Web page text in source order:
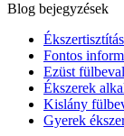
Blog bejegyzések
Ékszertisztítás
Fontos
Ezüst
Ékszerek
Kislány
Gyerek